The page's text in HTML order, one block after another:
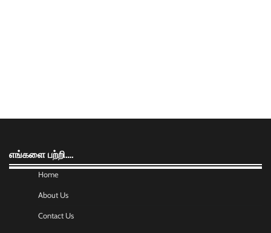
எங்களை பற்றி….
Home
About Us
Contact Us